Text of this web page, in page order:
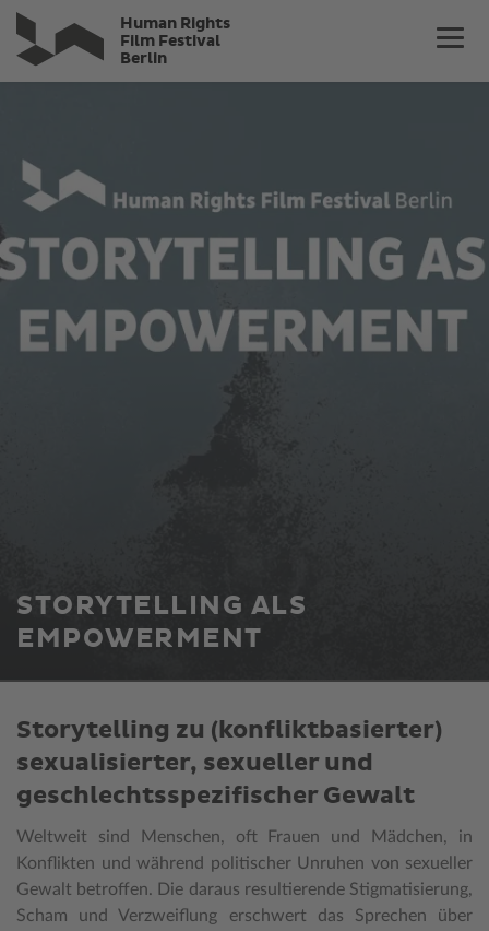
Direkt
zum
Inhalt
Human Rights
Film Festival
Berlin
STORYTELLING ALS
EMPOWERMENT
Storytelling zu (konfliktbasierter)
sexualisierter, sexueller und
geschlechtsspezifischer Gewalt
Weltweit sind Menschen, oft Frauen und Mädchen, in
Konflikten und während politischer Unruhen von sexueller
Gewalt betroffen. Die daraus resultierende Stigmatisierung,
Scham und Verzweiflung erschwert das Sprechen über